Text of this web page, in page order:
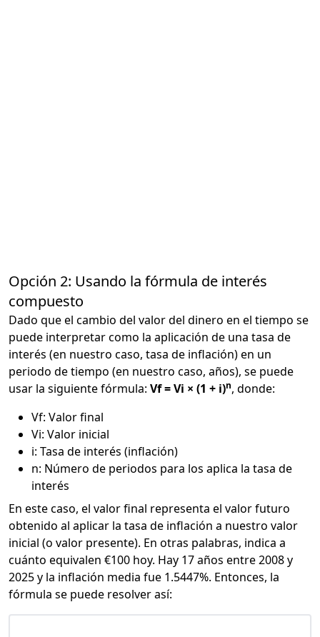
Opción 2: Usando la fórmula de interés
compuesto
Dado que el cambio del valor del dinero en el tiempo se
puede interpretar como la aplicación de una tasa de
interés (en nuestro caso, tasa de inflación) en un
periodo de tiempo (en nuestro caso, años), se puede
usar la siguiente fórmula: Vf = Vi × (1 + i)n, donde:
Vf: Valor final
Vi: Valor inicial
i: Tasa de interés (inflación)
n: Número de periodos para los aplica la tasa de
interés
En este caso, el valor final representa el valor futuro
obtenido al aplicar la tasa de inflación a nuestro valor
inicial (o valor presente). En otras palabras, indica a
cuánto equivalen €100 hoy. Hay 17 años entre 2008 y
2025 y la inflación media fue 1.5447%. Entonces, la
fórmula se puede resolver así: